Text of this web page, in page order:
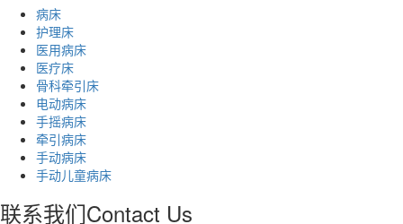
病床
护理床
医用病床
医疗床
骨科牵引床
电动病床
手摇病床
牵引病床
手动病床
手动儿童病床
联系我们Contact Us